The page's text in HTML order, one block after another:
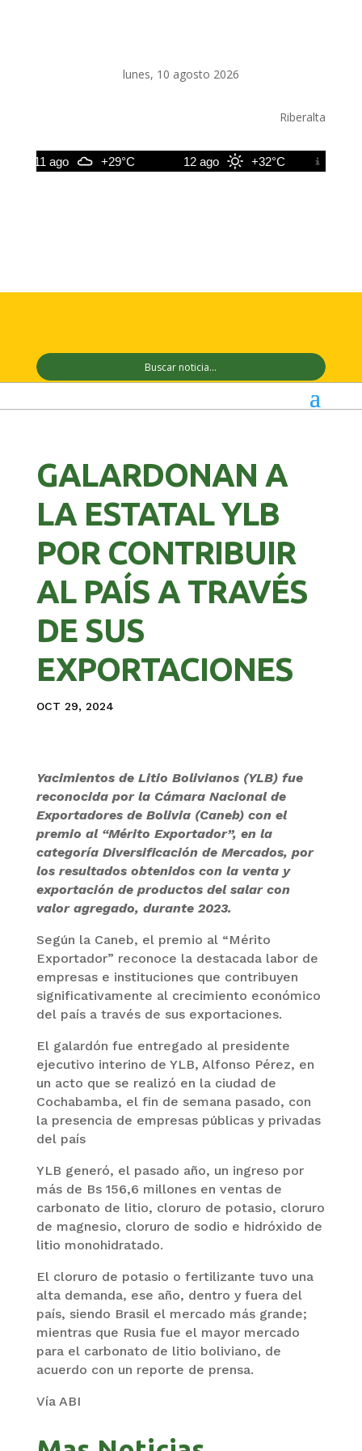
lunes, 10 agosto 2026
Riberalta
11 ago +29°C 12 ago +32°C
GALARDONAN A
LA ESTATAL YLB
POR CONTRIBUIR
AL PAÍS A TRAVÉS
DE SUS
EXPORTACIONES
OCT 29, 2024
Yacimientos de Litio Bolivianos (YLB) fue
reconocida por la Cámara Nacional de
Exportadores de Bolivia (Caneb) con el
premio al “Mérito Exportador”, en la
categoría Diversificación de Mercados, por
los resultados obtenidos con la venta y
exportación de productos del salar con
valor agregado, durante 2023.
Según la Caneb, el premio al “Mérito
Exportador” reconoce la destacada labor de
empresas e instituciones que contribuyen
significativamente al crecimiento económico
del país a través de sus exportaciones.
El galardón fue entregado al presidente
ejecutivo interino de YLB, Alfonso Pérez, en
un acto que se realizó en la ciudad de
Cochabamba, el fin de semana pasado, con
la presencia de empresas públicas y privadas
del país
YLB generó, el pasado año, un ingreso por
más de Bs 156,6 millones en ventas de
carbonato de litio, cloruro de potasio, cloruro
de magnesio, cloruro de sodio e hidróxido de
litio monohidratado.
El cloruro de potasio o fertilizante tuvo una
alta demanda, ese año, dentro y fuera del
país, siendo Brasil el mercado más grande;
mientras que Rusia fue el mayor mercado
para el carbonato de litio boliviano, de
acuerdo con un reporte de prensa.
Vía ABI